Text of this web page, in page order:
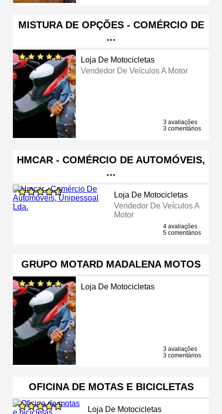
MISTURA DE OPÇÕES - COMÉRCIO DE
…
Loja De Motocicletas
Vendedor De Veículos A Motor
3 avaliações
3 comentários
HMCAR - COMÉRCIO DE AUTOMÓVEIS,
…
Loja De Motocicletas
Vendedor De Veículos A
Motor
4 avaliações
5 comentários
GRUPO MOTARD MADALENA MOTOS
Loja De Motocicletas
3 avaliações
3 comentários
OFICINA DE MOTAS E BICICLETAS
Loja De Motocicletas